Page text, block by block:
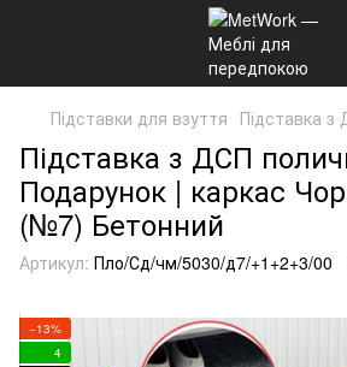
Підставки для взуття Підставка
Підставка з ДСП
Подарунок | каркас
(№7) Бетонний
Артикул: Пло/Сд/чм/5030/д7/+1+2+3/00
−13%
4